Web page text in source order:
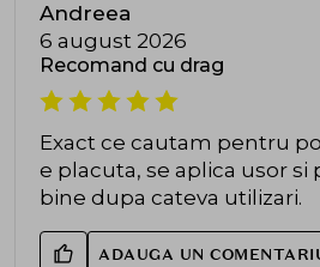
Andreea
6 august 2026
Recomand cu drag
Exact ce cautam pentru
e placuta, se aplica usor si
bine dupa cateva utilizari.
ADAUGA UN